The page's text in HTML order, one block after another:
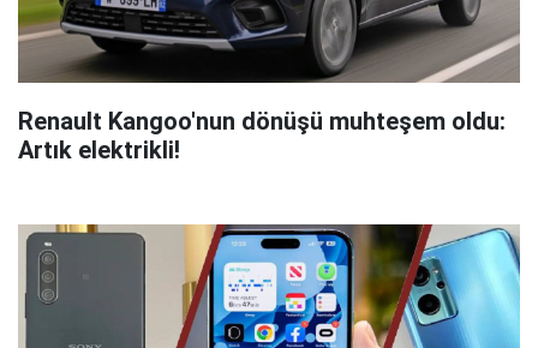
Renault Kangoo'nun dönüşü muhteşem oldu:
Artık elektrikli!